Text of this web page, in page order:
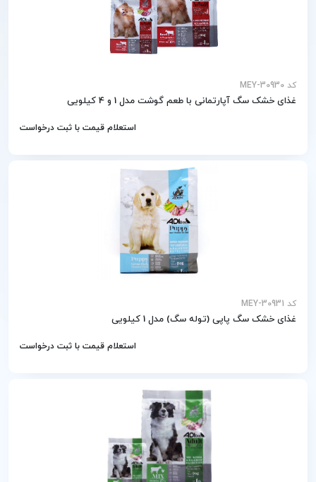
کد MEY-30930
غذای خشک سگ آپارتمانی با طعم گوشت مدل 1 و 4 کیلویی
استعلام قیمت با ثبت درخواست
کد MEY-30931
غذای خشک سگ پاپی (توله سگ) مدل 1 کیلویی
استعلام قیمت با ثبت درخواست